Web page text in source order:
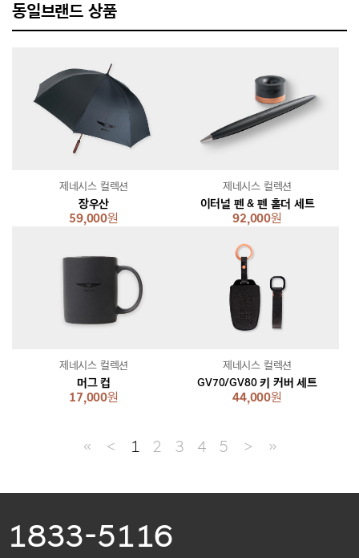
동일브랜드 상품
장우산
59,000원
제네시스 컬렉션
이터널 펜 & 펜 홀더 세트
92,000원
제네시스 컬렉션
머그 컵
17,000원
제네시스 컬렉션
GV70/GV80 키 커버 세트
44,000원
제네시스 컬렉션
≪ ＜ 1 2 3 4 5 ＞ ≫
1833-5116